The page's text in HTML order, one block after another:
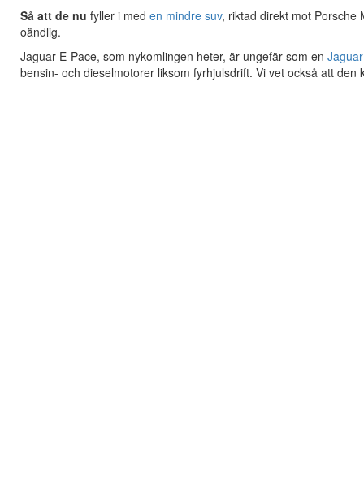
Så att de nu fyller i med en mindre suv, riktad direkt mot Porsche
oändlig.
Jaguar E-Pace, som nykomlingen heter, är ungefär som en
bensin- och dieselmotorer liksom fyrhjulsdrift. Vi vet också att